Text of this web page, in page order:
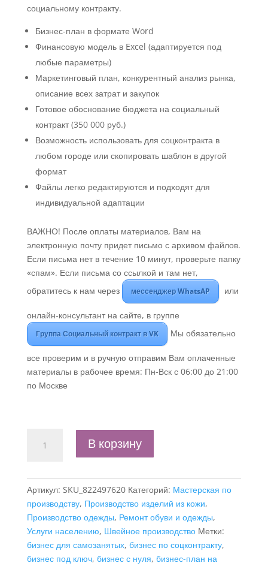
социальному контракту.
Бизнес-план в формате Word
Финансовую модель в Excel (адаптируется под
любые параметры)
Маркетинговый план, конкурентный анализ рынка,
описание всех затрат и закупок
Готовое обоснование бюджета на социальный
контракт (350 000 руб.)
Возможность использовать для соцконтракта в
любом городе или скопировать шаблон в другой
формат
Файлы легко редактируются и подходят для
индивидуальной адаптации
ВАЖНО! После оплаты материалов, Вам на
электронную почту придет письмо с архивом файлов.
Если письма нет в течение 10 минут, проверьте папку
«спам». Если письма со ссылкой и там нет,
обратитесь к нам через
мессенджер WhatsAP или
онлайн-консультант на сайте, в группе
Группа Социальный контракт в VK Мы обязательно
все проверим и в ручную отправим Вам оплаченные
материалы в рабочее время: Пн-Вск с 06:00 до 21:00
по Москве
товара
план
"Оказание
услуг
по
изготовлению
кожаных
изделий",
В корзину
Артикул: SKU_822497620 Категорий: Мастерская по
производству, Производство изделий из кожи,
Производство одежды, Ремонт обуви и одежды,
Услуги населению, Швейное производство Метки:
бизнес для самозанятых, бизнес по соцконтракту,
бизнес под ключ, бизнес с нуля, бизнес-план на